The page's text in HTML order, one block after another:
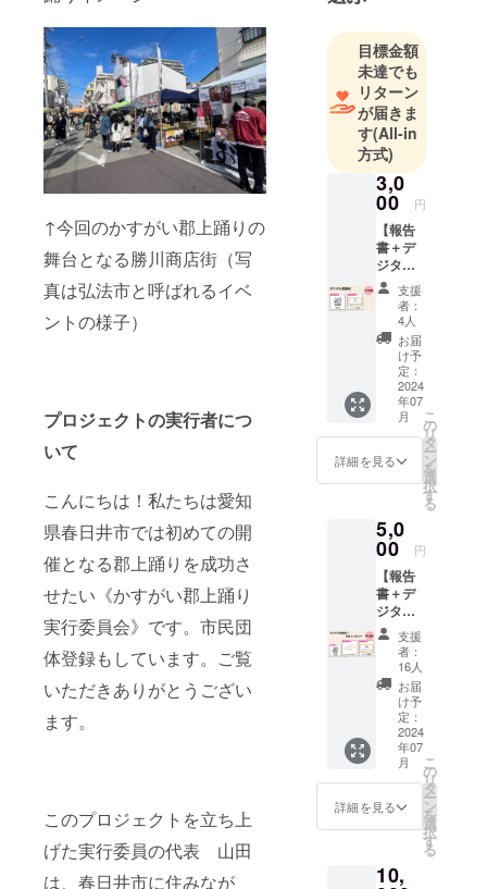
↑今回のかすがい郡上踊りの
舞台となる勝川商店街（写
真は弘法市と呼ばれるイベ
ントの様子）
プロジェクトの実行者につ
いて
こんにちは！私たちは愛知
県春日井市では初めての開
催となる郡上踊りを成功さ
せたい《かすがい郡上踊り
実行委員会》です。市民団
体登録もしています。ご覧
いただきありがとうござい
ます。
このプロジェクトを立ち上
げた実行委員の代表 山田
は、春日井市に住みなが
た。あの風
景を毎年み
たい、笑顔
が生まれる
瞬間をずっ
と見ていた
いという思
いで活動を
していま
目標金額
未達でも
リターン
が届きま
す(All-in
方式)
3,0
00 円
【報告
書＋デ
ジタル
感謝
状】 か
すがい
郡上踊
りの報
告書を
データ
でお送
りしま
す。 感
謝の気
持ちを
込め
礼の
メッ
セージ
を感謝
状にし
てデー
タでお
送りし
ます。
支援
者：
4人
お届
け予
定：
2024
年07
月
詳細を見る
こ
の
リ
タ
ー
ン
を
選
択
す
る
5,0
00 円
【報告
書＋デ
ジタル
感謝状
＋手ぬ
ぐい】
かすが
い郡上
踊りの
報告書
をデー
タでお
送りし
ます。
感謝の
気持ち
て、お
支援
者：
16人
お届
け予
定：
2024
年07
月
詳細を見る
こ
の
リ
タ
ー
ン
を
選
択
す
る
10,